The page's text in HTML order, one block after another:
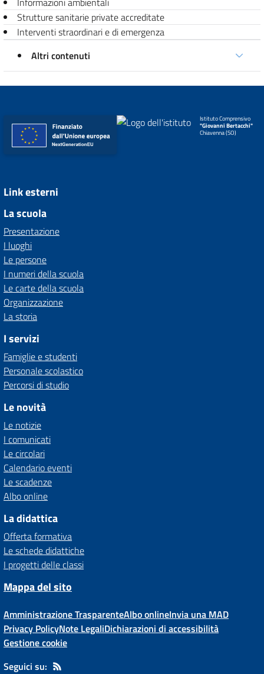
Strutture sanitarie private accreditate
Interventi straordinari e di emergenza
Altri contenuti
Istituto Comprensivo
"Giovanni Bertacchi"
Chiavenna (SO)
Link esterni
La scuola
Presentazione
I luoghi
Le persone
I numeri della scuola
Le carte della scuola
Organizzazione
La storia
I servizi
Famiglie e studenti
Personale scolastico
Percorsi di studio
Le novità
Le notizie
I comunicati
Le circolari
Calendario eventi
Le scadenze
Albo online
La didattica
Offerta formativa
Le schede didattiche
I progetti delle classi
Mappa del sito
Amministrazione TrasparenteAlbo onlineInvia una MAD
Privacy PolicyNote LegaliDichiarazioni di accessibilità
Gestione cookie
Seguici su: